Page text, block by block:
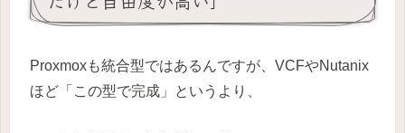
Proxmoxも統合型ではあるんですが、VCFやNutanix
ほど「この型で完成」というより、